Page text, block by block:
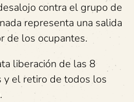
contra el grupo de
representa una salida
de los ocupantes.
liberación de las 8
y el retiro de todos los